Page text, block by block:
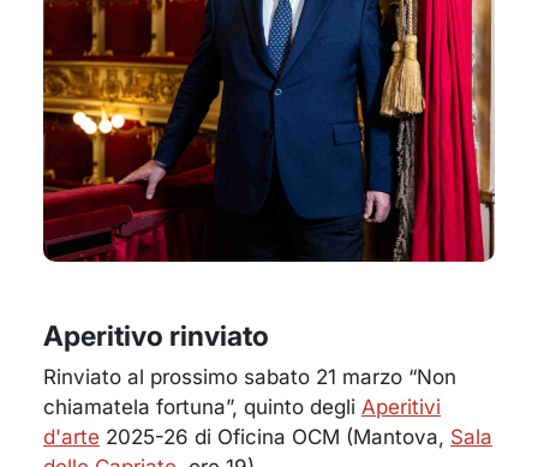
Aperitivo rinviato
Rinviato al prossimo sabato 21 marzo “Non
chiamatela fortuna”, quinto degli Aperitivi
d'arte 2025-26 di Oficina OCM (Mantova, Sala